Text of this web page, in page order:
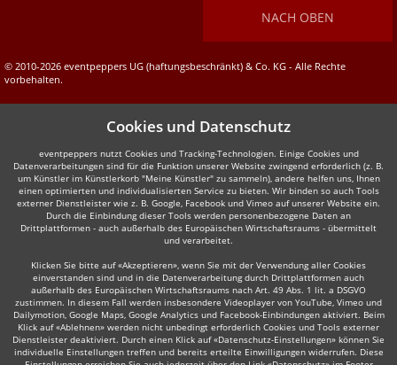
NACH OBEN
© 2010-2026 eventpeppers UG (haftungsbeschränkt) & Co. KG - Alle Rechte
vorbehalten.
Cookies und Datenschutz
eventpeppers nutzt Cookies und Tracking-Technologien. Einige Cookies und
Datenverarbeitungen sind für die Funktion unserer Website zwingend erforderlich (z. B.
um Künstler im Künstlerkorb "Meine Künstler" zu sammeln), andere helfen uns, Ihnen
einen optimierten und individualisierten Service zu bieten. Wir binden so auch Tools
externer Dienstleister wie z. B. Google, Facebook und Vimeo auf unserer Website ein.
Durch die Einbindung dieser Tools werden personenbezogene Daten an
Drittplattformen - auch außerhalb des Europäischen Wirtschaftsraums - übermittelt
und verarbeitet.
Klicken Sie bitte auf «Akzeptieren», wenn Sie mit der Verwendung aller Cookies
einverstanden sind und in die Datenverarbeitung durch Drittplattformen auch
außerhalb des Europäischen Wirtschaftsraums nach Art. 49 Abs. 1 lit. a DSGVO
zustimmen. In diesem Fall werden insbesondere Videoplayer von YouTube, Vimeo und
Dailymotion, Google Maps, Google Analytics und Facebook-Einbindungen aktiviert. Beim
Klick auf «Ablehnen» werden nicht unbedingt erforderlich Cookies und Tools externer
Dienstleister deaktiviert. Durch einen Klick auf «Datenschutz-Einstellungen» können Sie
individuelle Einstellungen treffen und bereits erteilte Einwilligungen widerrufen. Diese